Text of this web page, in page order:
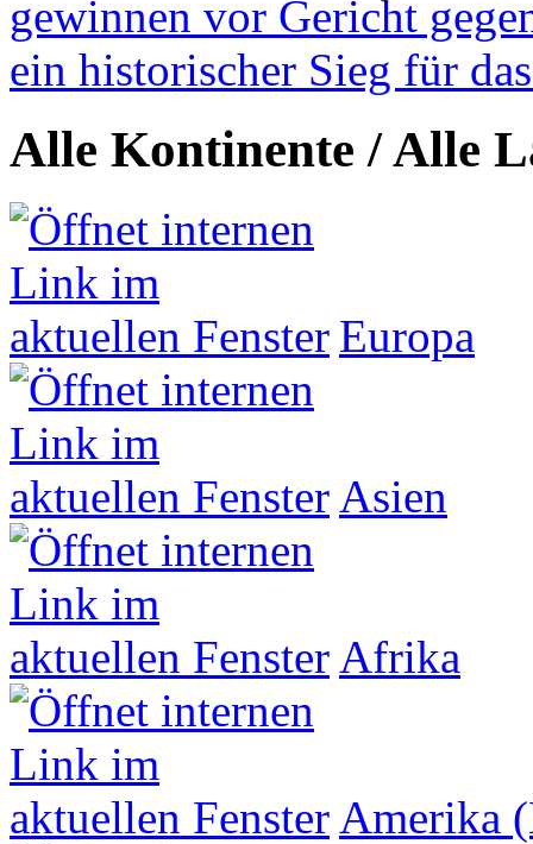
gewinnen vor Gericht
ein historischer Sieg für
Alle Kontinente / Alle
Europa
Asien
Afrika
Amerika